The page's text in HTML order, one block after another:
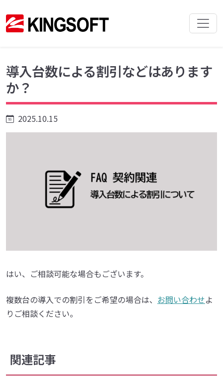
導入台数による割引などはあります
か？
2025.10.15
はい、ご相談可能な場合もございます。
複数台の導入での割引をご希望の場合は、 お問い合わせよ
りご相談ください。
関連記事